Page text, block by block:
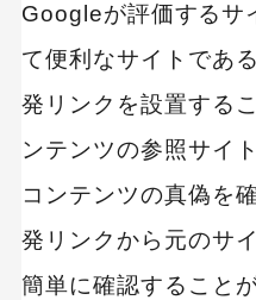
Googleが評価するサ
て便利なサイトであ
発リンクを設置する
ンテンツの参照サイ
コンテンツの真偽を
発リンクから元のサ
簡単に確認すること